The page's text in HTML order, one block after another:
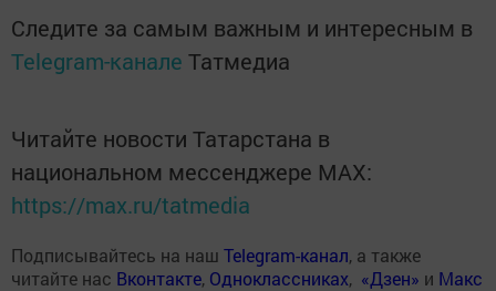
Следите за самым важным и интересным в
Telegram-канале Татмедиа
Читайте новости Татарстана в
национальном мессенджере MАХ:
https://max.ru/tatmedia
Подписывайтесь на наш Telegram-канал, а также
читайте нас Вконтакте, Одноклассниках, «Дзен» и Макс